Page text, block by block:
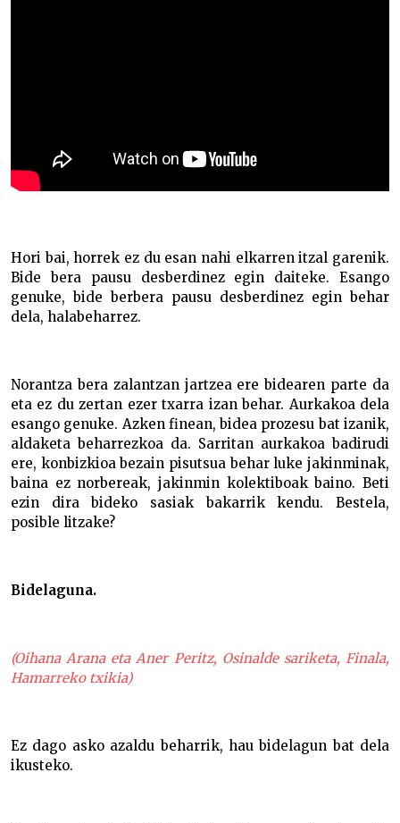
Hori bai, horrek ez du esan nahi elkarren itzal garenik.
Bide bera pausu desberdinez egin daiteke. Esango
genuke, bide berbera pausu desberdinez egin behar
dela, halabeharrez.
Norantza bera zalantzan jartzea ere bidearen parte da
eta ez du zertan ezer txarra izan behar. Aurkakoa dela
esango genuke. Azken finean, bidea prozesu bat izanik,
aldaketa beharrezkoa da. Sarritan aurkakoa badirudi
ere, konbizkioa bezain pisutsua behar luke jakinminak,
baina ez norbereak, jakinmin kolektiboak baino. Beti
ezin dira bideko sasiak bakarrik kendu. Bestela,
posible litzake?
Bidelaguna.
(Oihana Arana eta Aner Peritz, Osinalde sariketa, Finala,
Hamarreko txikia)
Ez dago asko azaldu beharrik, hau bidelagun bat dela
ikusteko.